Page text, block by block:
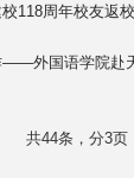
118周年校友返
——外国语学院赴
共44条，分3页